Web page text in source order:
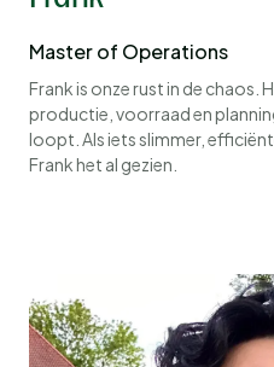
Master of Operations
Frank is onze rust in de chaos.
productie, voorraad en
loopt. Als iets slimmer,
Frank het al gezien.